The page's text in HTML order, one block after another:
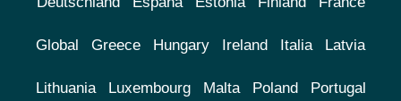
Global Greece Hungary Ireland Italia Latvia
Lithuania Luxembourg Malta Poland Portugal